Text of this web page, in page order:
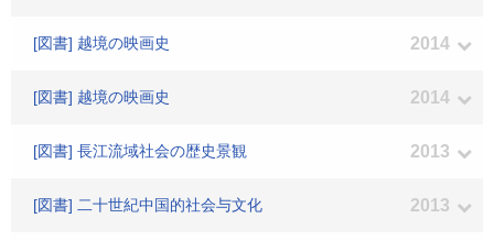
[図書] 越境の映画史 2014
[図書] 越境の映画史 2014
[図書] 長江流域社会の歴史景観 2013
[図書] 二十世紀中国的社会与文化 2013